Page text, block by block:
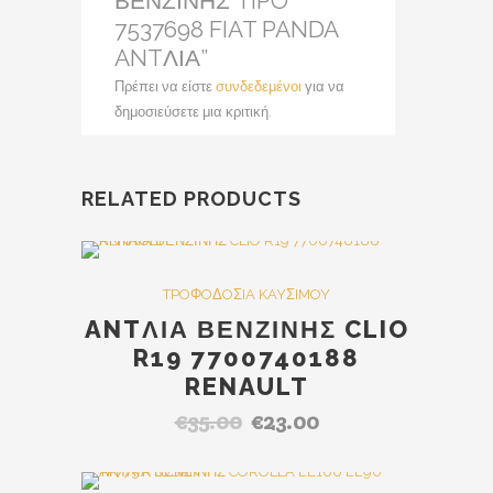
7537698 FIAT PANDA
ANTΛΙΑ”
Πρέπει να είστε συνδεδεμένοι για να
δημοσιεύσετε μια κριτική.
RELATED PRODUCTS
TPOΦOΔOΣIA KAYΣIMOY
ANTΛΙΑ ΒΕΝΖΙΝΗΣ CLIO
R19 7700740188
RENAULT
€35.00 Original
was:
€23.00Η
τιμή